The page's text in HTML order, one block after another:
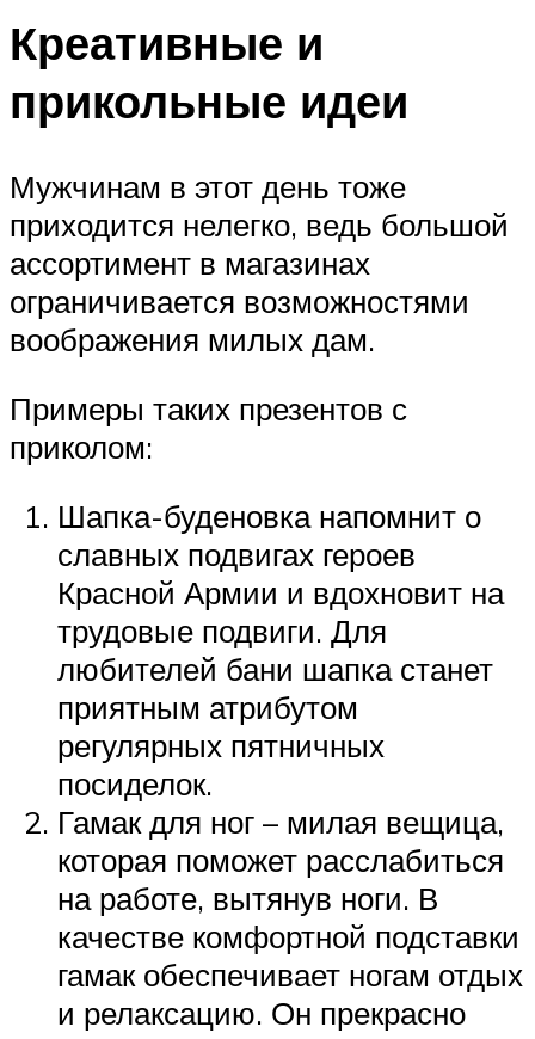
Креативные и
прикольные идеи
Мужчинам в этот день тоже
приходится нелегко, ведь большой
ассортимент в магазинах
ограничивается возможностями
воображения милых дам.
Примеры таких презентов с
приколом:
Шапка-буденовка напомнит о
славных подвигах героев
Красной Армии и вдохновит на
трудовые подвиги. Для
любителей бани шапка станет
приятным атрибутом
регулярных пятничных
посиделок.
Гамак для ног – милая вещица,
которая поможет расслабиться
на работе, вытянув ноги. В
качестве комфортной подставки
гамак обеспечивает ногам отдых
и релаксацию. Он прекрасно